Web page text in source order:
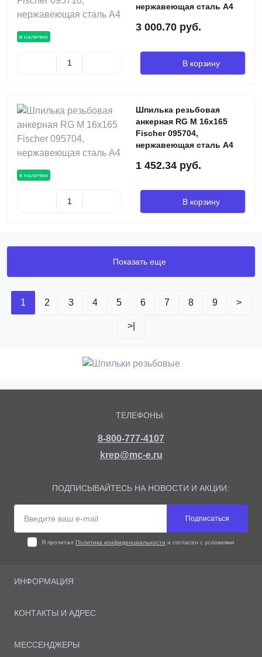
в наличии
нержавеющая сталь А4
3 000.70 руб.
В корзину
в наличии
Шпилька резьбовая
анкерная RG M 16х165
Fischer 095704,
нержавеющая сталь А4
1 452.34 руб.
В корзину
Показать еще
1 2 3 4 5 6 7 8 9 >
>|
ТЕЛЕФОНЫ:
8-800-777-4107
krep@mc-e.ru
ПОДПИСЫВАЙТЕСЬ НА НОВОСТИ И АКЦИИ:
Подписаться
Я прочитал Политика конфиденциальности и согласен с условиями
ИНФОРМАЦИЯ
Доставка
Возврат товара
КОНТАКТЫ И АДРЕС
МЕССЕНДЖЕРЫ